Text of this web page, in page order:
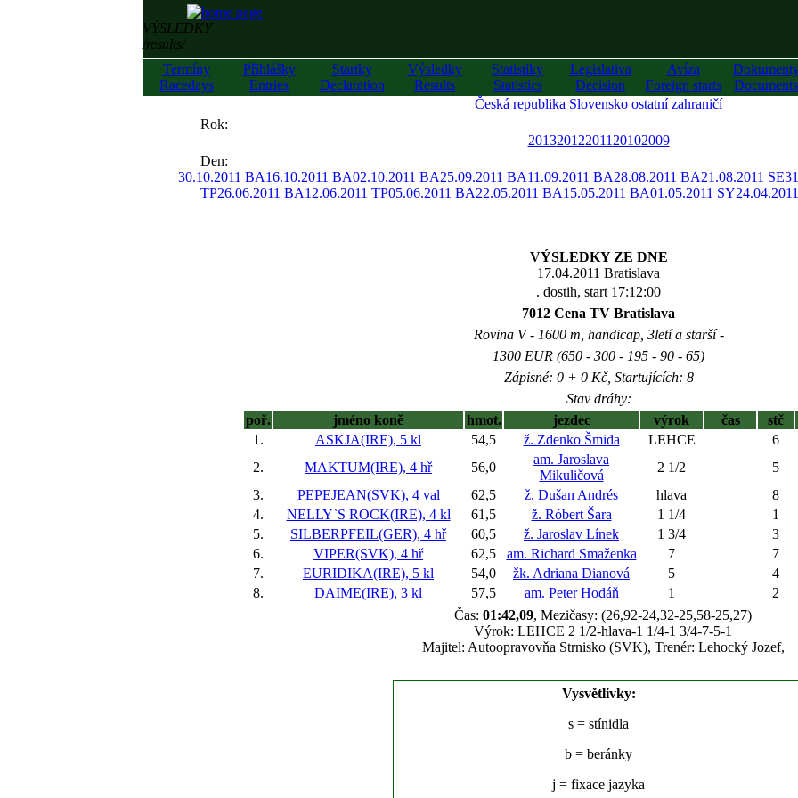
VÝSLEDKY
/results/
Termíny
Racedays
Přihlášky
Entries
Startky
Declaration
Výsledky
Results
Statistiky
Statistics
Legislativa
Decision
Avíza
Foreign starts
Documents
Česká republika Slovensko ostatní zahraničí
Rok:
201320122011 20102009
Den:
30.10.2011 BA16.10.2011 BA02.10.2011 BA25.09.2011 BA11.09.2011 BA28.08.2011 BA21.08.2011 SE
TP26.06.2011 BA12.06.2011 TP05.06.2011 BA22.05.2011 BA15.05.2011 BA01.05.2011 SY
VÝSLEDKY ZE DNE
17.04.2011 Bratislava
. dostih, start 17:12:00
7012 Cena TV Bratislava
Rovina V - 1600 m, handicap, 3letí a starší -
1300 EUR (650 - 300 - 195 - 90 - 65)
Zápisné: 0 + 0 Kč, Startujících: 8
Stav dráhy:
poř.
jméno koně hmot. jezdec výrok čas
stč
1.
ASKJA(IRE), 5 kl 54,5 ž. Zdenko Šmida LEHCE
6
2.
MAKTUM(IRE), 4 hř 56,0
am. Jaroslava
Mikuličová
2 1/2
5
3.
PEPEJEAN(SVK), 4 val 62,5 ž. Dušan Andrés hlava
8
4.
NELLY`S ROCK(IRE), 4 kl 61,5 ž. Róbert Šara 1 1/4
1
5.
SILBERPFEIL(GER), 4 hř 60,5 ž. Jaroslav Línek 1 3/4
3
6.
VIPER(SVK), 4 hř 62,5 am. Richard Smaženka 7
7
7.
EURIDIKA(IRE), 5 kl 54,0 žk. Adriana Dianová 5
4
8.
DAIME(IRE), 3 kl 57,5 am. Peter Hodáň 1
2
Čas: 01:42,09, Mezičasy: (26,92-24,32-25,58-25,27)
Výrok: LEHCE 2 1/2-hlava-1 1/4-1 3/4-7-5-1
Majitel: Autoopravovňa Strnisko (SVK), Trenér: Lehocký Jozef,
Vysvětlivky:
s = stínidla
b = beránky
j = fixace jazyka